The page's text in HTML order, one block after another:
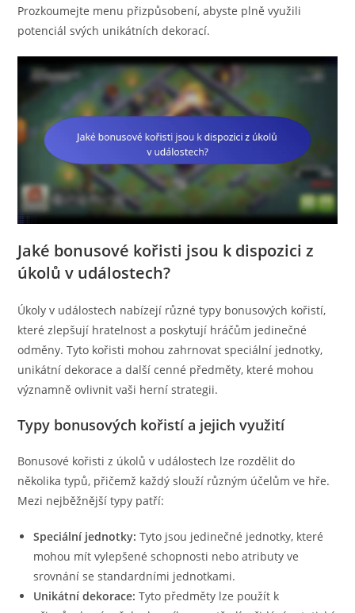
Prozkoumejte menu přizpůsobení, abyste plně využili
potenciál svých unikátních dekorací.
Jaké bonusové kořisti jsou k dispozici z
úkolů v událostech?
Úkoly v událostech nabízejí různé typy bonusových kořistí,
které zlepšují hratelnost a poskytují hráčům jedinečné
odměny. Tyto kořisti mohou zahrnovat speciální jednotky,
unikátní dekorace a další cenné předměty, které mohou
významně ovlivnit vaši herní strategii.
Typy bonusových kořistí a jejich využití
Bonusové kořisti z úkolů v událostech lze rozdělit do
několika typů, přičemž každý slouží různým účelům ve hře.
Mezi nejběžnější typy patří:
Speciální jednotky: Tyto jsou jedinečné jednotky, které
mohou mít vylepšené schopnosti nebo atributy ve
srovnání se standardními jednotkami.
Unikátní dekorace: Tyto předměty lze použít k